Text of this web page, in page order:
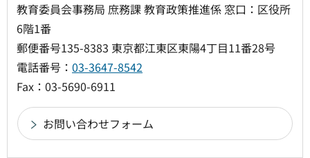
教育委員会事務局 庶務課 教育政策推進係 窓口：区役所
6階1番
郵便番号135-8383 東京都江東区東陽4丁目11番28号
電話番号： 03-3647-8542
Fax：03-5690-6911